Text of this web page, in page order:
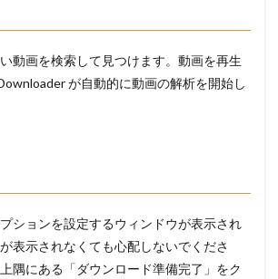
動画を検索して見つけます。動画を再生
が自動的に動画の解析を開始し
ションを設定するウィンドウが表示され
表示されなくても心配しないでくださ
隅にある「ダウンロード準備完了」をク